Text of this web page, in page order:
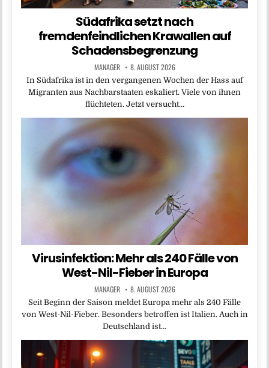
Südafrika setzt nach
fremdenfeindlichen Krawallen auf
Schadensbegrenzung
MANAGER 8. AUGUST 2026
In Südafrika ist in den vergangenen Wochen der Hass auf
Migranten aus Nachbarstaaten eskaliert. Viele von ihnen
flüchteten. Jetzt versucht…
Virusinfektion: Mehr als 240 Fälle von
West-Nil-Fieber in Europa
MANAGER 8. AUGUST 2026
Seit Beginn der Saison meldet Europa mehr als 240 Fälle
von West-Nil-Fieber. Besonders betroffen ist Italien. Auch in
Deutschland ist…